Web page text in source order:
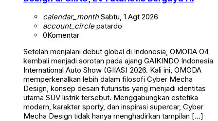
calendar_monthSabtu, 1 Agt 2026
account_circlepatardo
0Komentar
Setelah menjalani debut global di Indonesia, OMODA O4
kembali menjadi sorotan pada ajang GAIKINDO Indonesia
International Auto Show (GIIAS) 2026. Kali ini, OMODA
memperkenalkan lebih dalam filosofi Cyber Mecha
Design, konsep desain futuristis yang menjadi identitas
utama SUV listrik tersebut. Menggabungkan estetika
modern, karakter sporty, dan inspirasi supercar, Cyber
Mecha Design tidak hanya menghadirkan tampilan […]